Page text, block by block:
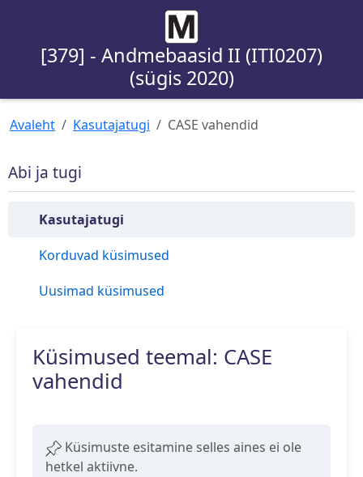
[379] - Andmebaasid II (ITI0207)
(sügis 2020)
Avaleht Kasutajatugi CASE vahendid
Abi ja tugi
Kasutajatugi
Korduvad küsimused
Uusimad küsimused
Küsimused teemal: CASE
vahendid
Küsimuste esitamine selles aines ei ole
hetkel aktiivne.